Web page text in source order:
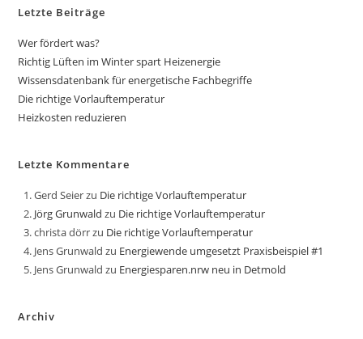
Letzte Beiträge
Wer fördert was?
Richtig Lüften im Winter spart Heizenergie
Wissensdatenbank für energetische Fachbegriffe
Die richtige Vorlauftemperatur
Heizkosten reduzieren
Letzte Kommentare
Gerd Seierzu Die richtige Vorlauftemperatur
Jörg Grunwald zu Die richtige Vorlauftemperatur
christa dörrzu Die richtige Vorlauftemperatur
Jens Grunwald zu Energiewende umgesetzt Praxisbeispiel #1
Jens Grunwald zu Energiesparen.nrw neu in Detmold
Archiv